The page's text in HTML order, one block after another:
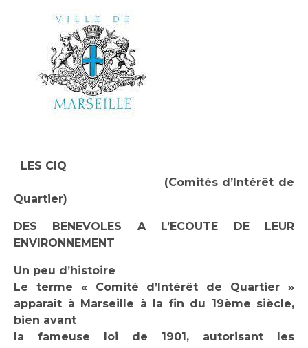
LES CIQ
(Comités d’Intérêt de
Quartier)
DES BENEVOLES A L’ECOUTE DE LEUR
ENVIRONNEMENT
Un peu d’histoire
Le terme « Comité d’Intérêt de Quartier »
apparaît à Marseille à la fin du 19ème siècle,
bien avant
la fameuse loi de 1901, autorisant les